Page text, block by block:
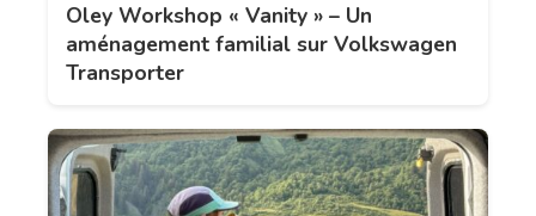
Oley Workshop « Vanity » – Un
aménagement familial sur Volkswagen
Transporter